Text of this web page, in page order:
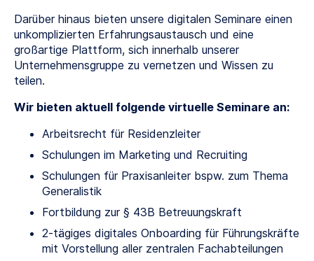
Darüber hinaus bieten unsere digitalen Seminare einen
unkomplizierten Erfahrungsaustausch und eine
großartige Plattform, sich innerhalb unserer
Unternehmensgruppe zu vernetzen und Wissen zu
teilen.
Wir bieten aktuell folgende virtuelle Seminare an:
Arbeitsrecht für Residenzleiter
Schulungen im Marketing und Recruiting
Schulungen für Praxisanleiter bspw. zum Thema
Generalistik
Fortbildung zur § 43B Betreuungskraft
2-tägiges digitales Onboarding für Führungskräfte
mit Vorstellung aller zentralen Fachabteilungen